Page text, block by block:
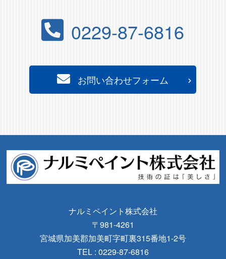
0229-87-6816
お問い合わせフォーム
ナルミペイント株式会社
〒981-4261
宮城県加美郡加美町字町裏315番地1-2号
TEL : 0229-87-6816